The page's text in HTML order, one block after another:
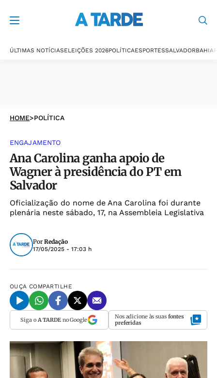
ÚLTIMAS NOTÍCIASELEIÇÕES 2026POLÍTICAESPORTESSALVADORBAHIA
HOME>POLÍTICA
ENGAJAMENTO
Ana Carolina ganha apoio de
Wagner à presidência do PT em
Salvador
Oficialização do nome de Ana Carolina foi durante
plenária neste sábado, 17, na Assembleia Legislativa
Por Redação
17/05/2025 - 17:03 h
OUÇA COMPARTILHE
Siga o A TARDEno Google Nos adicione às suas fontes
preferidas